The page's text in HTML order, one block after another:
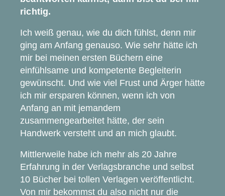
richtig.
Ich weiß genau, wie du dich fühlst, denn mir
ging am Anfang genauso. Wie sehr hätte ich
mir bei meinen ersten Büchern eine
einfühlsame und kompetente Begleiterin
gewünscht. Und wie viel Frust und Ärger hätte
ich mir ersparen können, wenn ich von
Anfang an mit jemandem
zusammengearbeitet hätte, der sein
Handwerk versteht und an mich glaubt.
Mittlerweile habe ich mehr als 20 Jahre
Erfahrung in der Verlagsbranche und selbst
10 Bücher bei tollen Verlagen veröffentlicht.
Von mir bekommst du also nicht nur die